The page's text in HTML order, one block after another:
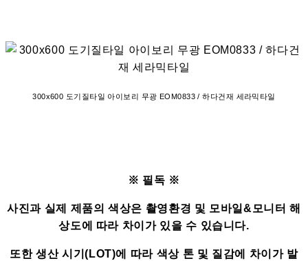
300x600 도기질타일 아이보리 무광 EOM0833 / 하다건재 세라믹타일
※ 필독 ※
사진과 실제 제품의 색상은 촬영환경 및 모바일&모니터 해
상도에 따라 차이가 있을 수 있습니다.
또한 생산 시기(LOT)에 따라 색상 톤 및 질감에 차이가 발